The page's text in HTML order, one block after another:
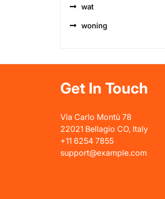
wat
woning
Get In Touch
Via Carlo Montù 78
22021 Bellagio CO, Italy
+11 6254 7855
support@example.com